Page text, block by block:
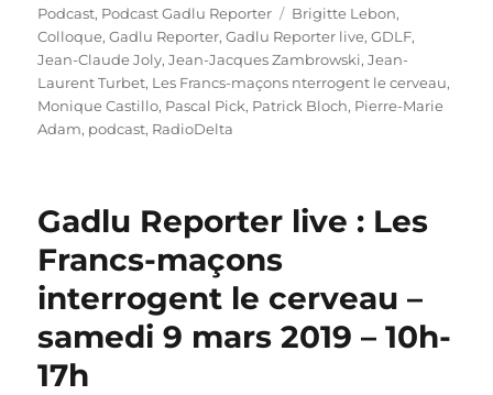
le
Podcast, Podcast Gadlu Reporter Étiquettes
Brigitte Lebon,
Colloque,Gadlu Reporter,Gadlu Reporter live,GDLF,
Jean-Claude Joly,Jean-Jacques Zambrowski,Jean-
Laurent Turbet, Les Francs-maçons nterrogent le cerveau,
Monique Castillo, Pascal Pick, Patrick Bloch, Pierre-Marie
Adam, podcast, RadioDelta
Gadlu Reporter live : Les
Francs-maçons
interrogent le cerveau –
samedi 9 mars 2019 – 10h-
17h